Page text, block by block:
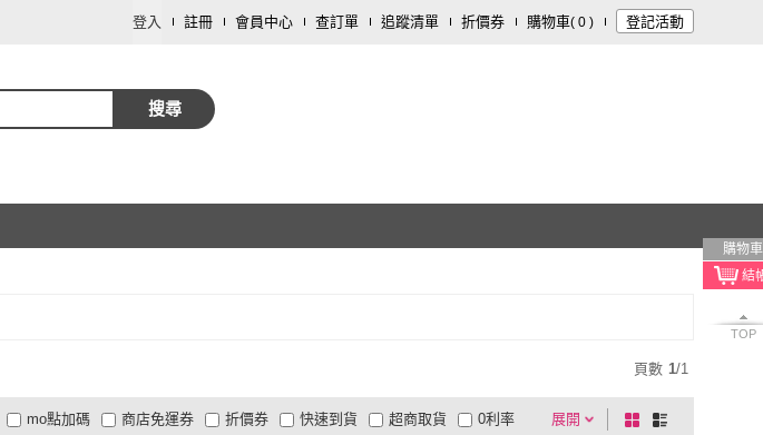
登入 註冊 會員中心 查訂單 追蹤清單 折價券 購物車( 0 ) 登記活動
搜尋
購物車
TOP
頁數 1/1
展開
折價券
mo點加碼 快速到貨 超商取貨
商店免運券 0利率
棋